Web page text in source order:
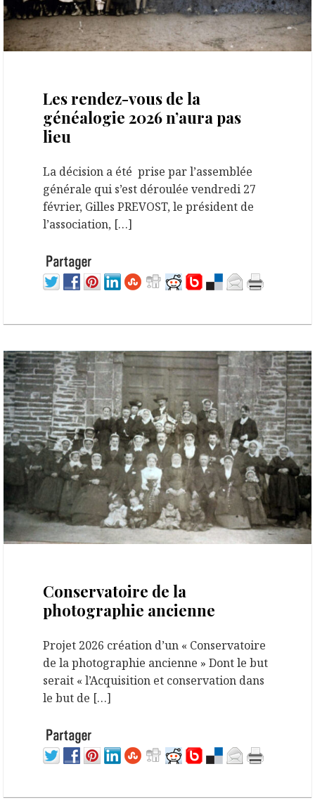
Les rendez-vous de la
généalogie 2026 n’aura pas
lieu
La décision a été prise par l’assemblée
générale qui s’est déroulée vendredi 27
février, Gilles PREVOST, le président de
l’association, […]
Conservatoire de la
photographie ancienne
Projet 2026 création d’un « Conservatoire
de la photographie ancienne » Dont le but
serait « l’Acquisition et conservation dans
le but de […]